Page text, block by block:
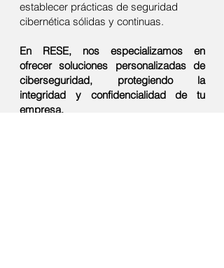
establecer prácticas de seguridad
cibernética sólidas y continuas.
En RESE, nos especializamos en
ofrecer soluciones personalizadas de
ciberseguridad, protegiendo la
integridad y confidencialidad de tu
empresa.